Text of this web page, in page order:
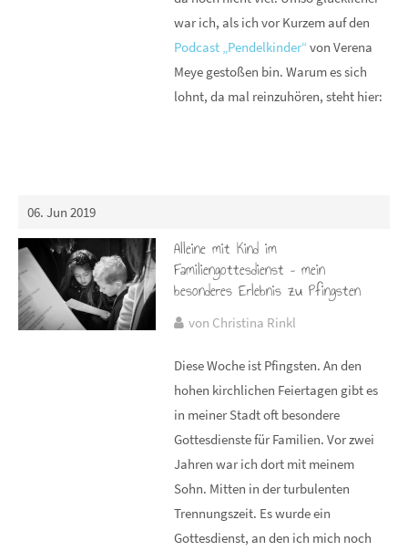
war ich, als ich vor Kurzem auf den
Podcast „Pendelkinder“ von Verena
Meye gestoßen bin. Warum es sich
lohnt, da mal reinzuhören, steht hier:
06. Jun 2019
Alleine mit Kind im
Familiengottesdienst – mein
besonderes Erlebnis zu Pfingsten
von Christina Rinkl
Diese Woche ist Pfingsten. An den
hohen kirchlichen Feiertagen gibt es
in meiner Stadt oft besondere
Gottesdienste für Familien. Vor zwei
Jahren war ich dort mit meinem
Sohn. Mitten in der turbulenten
Trennungszeit. Es wurde ein
Gottesdienst, an den ich mich noch